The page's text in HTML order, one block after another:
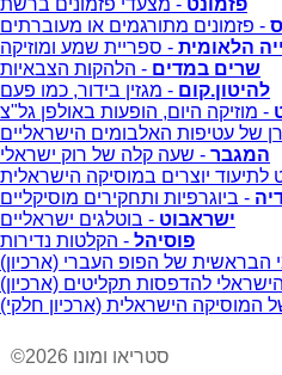
- פזמונים מתורגמים או מעוברתים
הלאומית - ספריית שמע ומוזיקה
שרים במדים - הלהקות הצבאיות
להיטון.קום - מגזין בידור, כמו פעם
- מוזיקה היום, הופעות באולפן גל"צ
של עטיפות האלבומים הישראליים
המגבר - שעה קלה של רוק ישראלי
לתיעוד יוצרים במוסיקה הישראלית
- ביוגרפיות ותחקירים מוסיקליים
ישראבוט - בוטלגים ישראליים
פוסיהל - הקלטות נדירות
הבראשית של הפופ העברי (ארכיון)
להדפסות תקליטים (ארכיון)
המוסיקה הישראלית (ארכיון חלקי)
©2026 סטריאו ומונו